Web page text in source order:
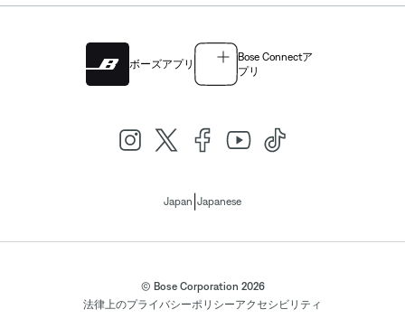
ボーズアプリ
Bose Connectア
プリ
Japan Japanese
© Bose Corporation 2026
法律上のプライバシーポリシーアクセシビリティ